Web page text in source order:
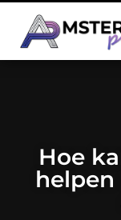
Hoe